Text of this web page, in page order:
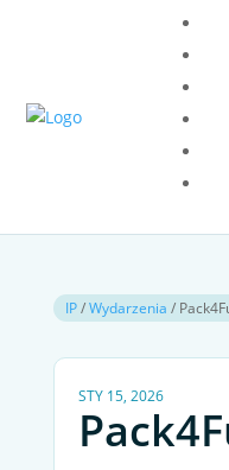
IP/Wydarzenia /
STY 15, 2026